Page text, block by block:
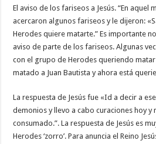
El aviso de los fariseos a Jesús. “En aquel
acercaron algunos fariseos y le dijeron:
Herodes quiere matarte.” Es importante
aviso de parte de los fariseos. Algunas
con el grupo de Herodes queriendo matar
matado a Juan Bautista y ahora está
La respuesta de Jesús fue «Id a decir a
demonios y llevo a cabo curaciones hoy y
consumado.”. La respuesta de Jesús es
Herodes ‘zorro’. Para anuncia el Reino